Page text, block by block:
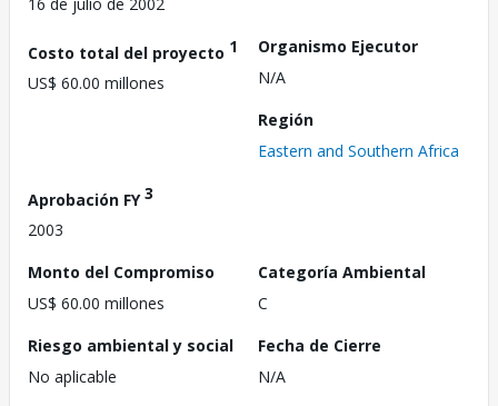
Costo total del proyecto 1
US$ 60.00 millones
Organismo Ejecutor
N/A
Región
Eastern and Southern Africa
Aprobación FY3
2003
Monto del Compromiso
US$ 60.00 millones
Categoría Ambiental
C
Riesgo ambiental y social
No aplicable
Fecha de Cierre
N/A